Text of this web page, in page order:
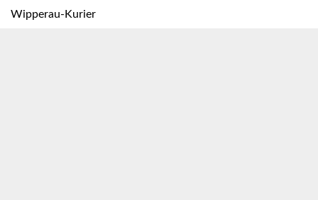
Wipperau-Kurier